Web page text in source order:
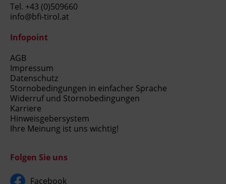
Tel. +43 (0)509660
info@bfi-tirol.at
Infopoint
AGB
Impressum
Datenschutz
Stornobedingungen in einfacher Sprache
Widerruf und Stornobedingungen
Karriere
Hinweisgebersystem
Ihre Meinung ist uns wichtig!
Folgen Sie uns
Facebook